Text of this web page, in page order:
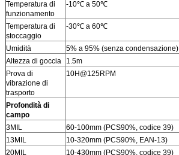
Temperatura di
funzionamento
-10℃ a 50℃
Temperatura di
stoccaggio
-30℃ a 60℃
Umidità
5% a 95% (senza condensazione)
Altezza di goccia
1.5m
Prova di
vibrazione di
trasporto
10H@125RPM
Profondità di
campo
3MIL
60-100mm (PCS90%, codice 39)
13MIL
10-320mm (PCS90%, EAN-13)
20MIL
10-430mm (PCS90%, codice 39)